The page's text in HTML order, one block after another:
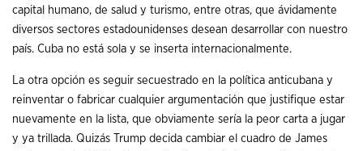
capital humano, de salud y turismo, entre otras, que ávidamente
diversos sectores estadounidenses desean desarrollar con nuestro
país. Cuba no está sola y se inserta internacionalmente.
La otra opción es seguir secuestrado en la política anticubana y
reinventar o fabricar cualquier argumentación que justifique estar
nuevamente en la lista, que obviamente sería la peor carta a jugar
y ya trillada. Quizás Trump decida cambiar el cuadro de James